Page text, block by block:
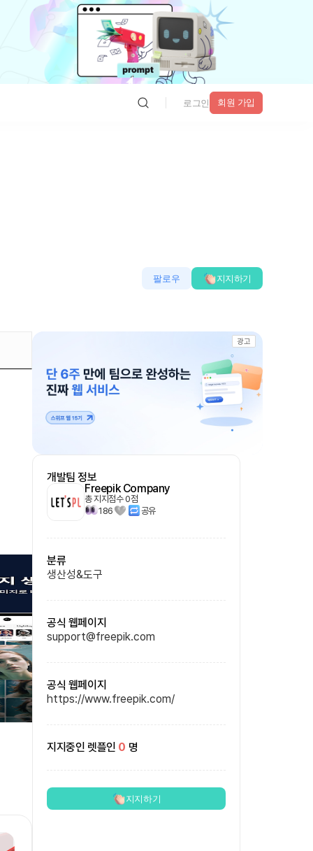
로그인 회원 가입
팔로우 지지하기
광고
개발팀 정보
Freepik Company
총 지지점수0점
186
공유
분류
생산성&도구
공식 웹페이지
support@freepik.com
공식 웹페이지
https://www.freepik.com/
지지중인 렛플인 0 명
지지하기